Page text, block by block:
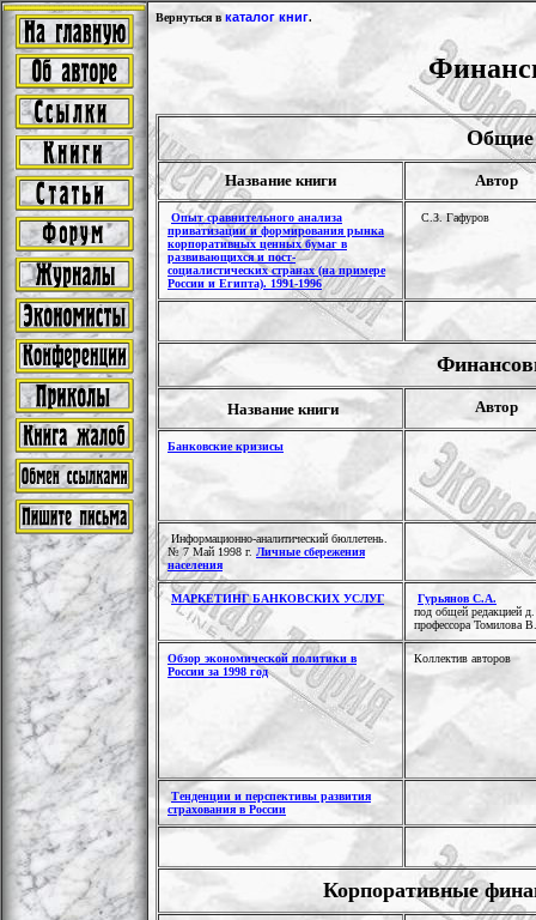
Вернуться в каталог книг.
Общие
Название книги Автор
Опыт сравнительного анализа
приватизации и формирования рынка
корпоративных ценных бумаг в
развивающихся и пост-
социалистических странах (на примере
России и Египта). 1991-1996
С.З. Гафуров
Название книги Автор
Банковские кризисы
Информационно-аналитический бюллетень.
№ 7 Май 1998 г. Личные сбережения
населения
МАРКЕТИНГ БАНКОВСКИХ УСЛУГ
Гурьянов С.А.
под общей редакцией
профессора Томилова
Обзор экономической политики в
России за 1998 год
Коллектив авторов
Тенденции и перспективы развития
страхования в России
Корпоративные